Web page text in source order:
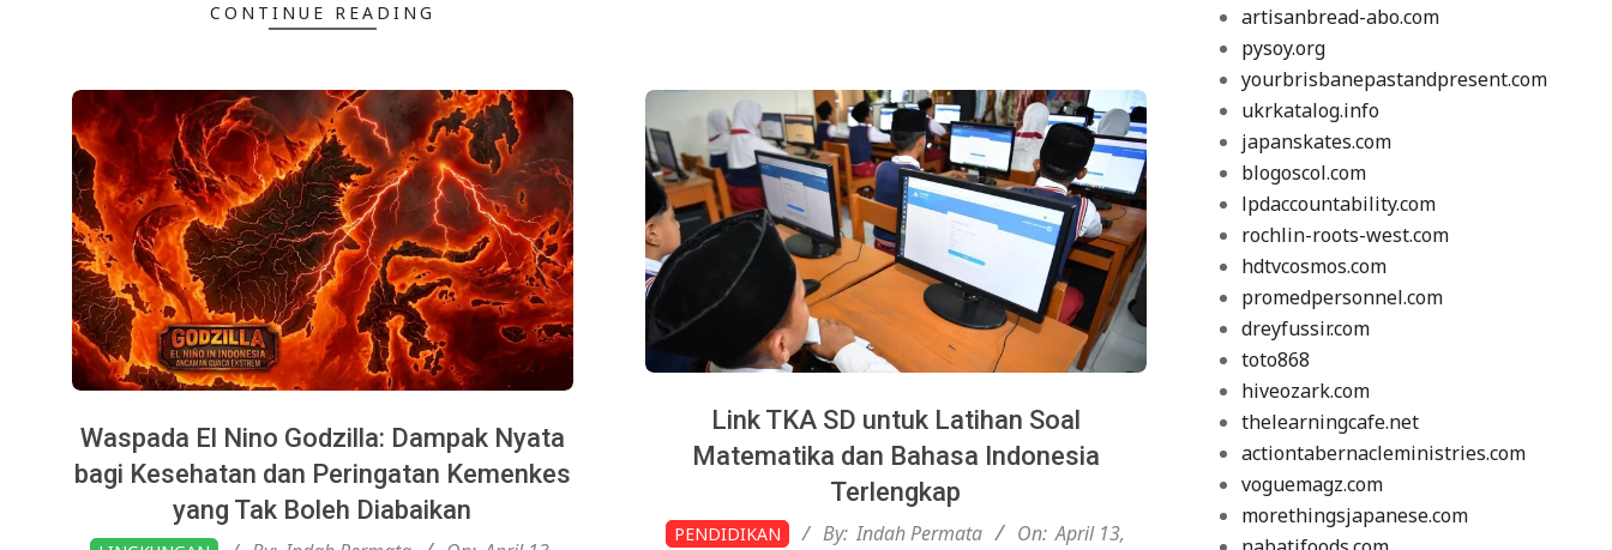
CONTINUE READING
Waspada El Nino Godzilla: Dampak Nyata
bagi Kesehatan dan Peringatan Kemenkes
yang Tak Boleh Diabaikan
2026-
Link TKA SD untuk Latihan Soal
Matematika dan Bahasa Indonesia
Terlengkap
2026-PENDIDIKAN By: Indah Permata On: April 13,
artisanbread-abo.com
pysoy.org
yourbrisbanepastandpresent.com
ukrkatalog.info
japanskates.com
blogoscol.com
lpdaccountability.com
rochlin-roots-west.com
hdtvcosmos.com
promedpersonnel.com
dreyfussir.com
toto868
hiveozark.com
thelearningcafe.net
actiontabernacleministries.com
voguemagz.com
morethingsjapanese.com